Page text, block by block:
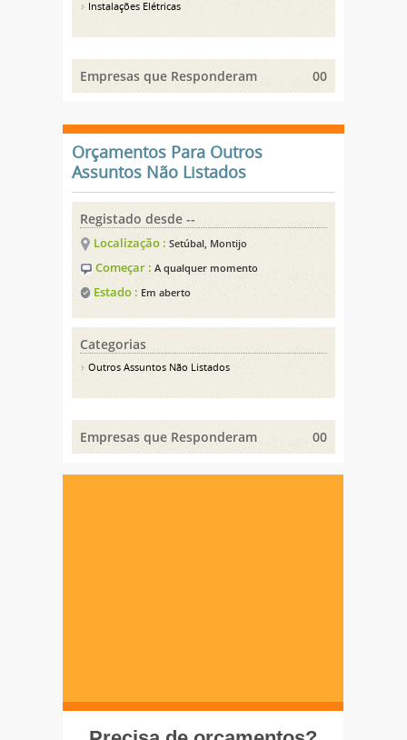
Instalações Elétricas
Empresas que Responderam 00
Orçamentos Para Outros
Assuntos Não Listados
Registado desde --
Localização : Setúbal, Montijo
Começar : A qualquer momento
Estado : Em aberto
Categorias
Outros Assuntos Não Listados
Empresas que Responderam 00